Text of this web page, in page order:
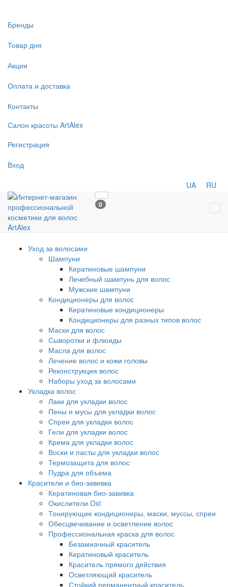
Бренды
Товар дня
Акции
Оплата и доставка
Контакты
Салон красоты ArtAlex
Регистрация
Вход
UA RU
0
Уход за волосами
Шампуни
Кератиновые шампуни
Лечебный шампунь для волос
Мужские шампуни
Кондиционеры для волос
Кератиновые кондиционеры
Кондиционеры для разных типов волос
Маски для волос
Сыворотки и флюиды
Масла для волос
Лечение волос и кожи головы
Реконструкция волос
Наборы уход за волосами
Укладка волос
Лаки для укладки волос
Пены и мусы для укладки волос
Спреи для укладки волос
Гели для укладки волос
Крема для укладки волос
Воски и пасты для укладки волос
Термозащита для волос
Пудра для объема
Красители и био-завивка
Кератиновая био-завивка
Окислители Oxi
Тонирующие кондиционеры, маски, муссы, спреи
Обесцвечивание и осветление волос
Профессиональная краска для волос
Безамиачный краситель
Кератиновый краситель
Краситель прямого действия
Осветляющий краситель
Стойкий перманентный краситель